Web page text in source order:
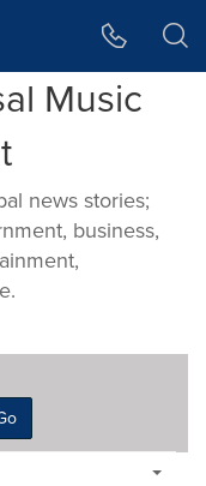
Music
news stories;
business,